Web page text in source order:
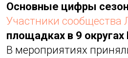
Основные цифры
Участники сообщества
площадках в 9
В мероприятиях